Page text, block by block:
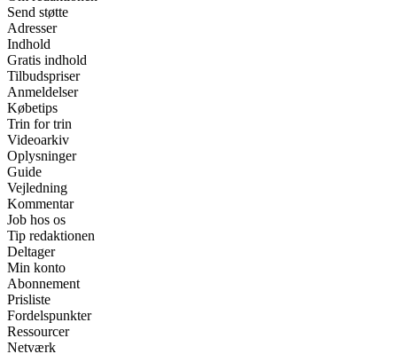
Send støtte
Adresser
Indhold
Gratis indhold
Tilbudspriser
Anmeldelser
Købetips
Trin for trin
Videoarkiv
Oplysninger
Guide
Vejledning
Kommentar
Job hos os
Tip redaktionen
Deltager
Min konto
Abonnement
Prisliste
Fordelspunkter
Ressourcer
Netværk